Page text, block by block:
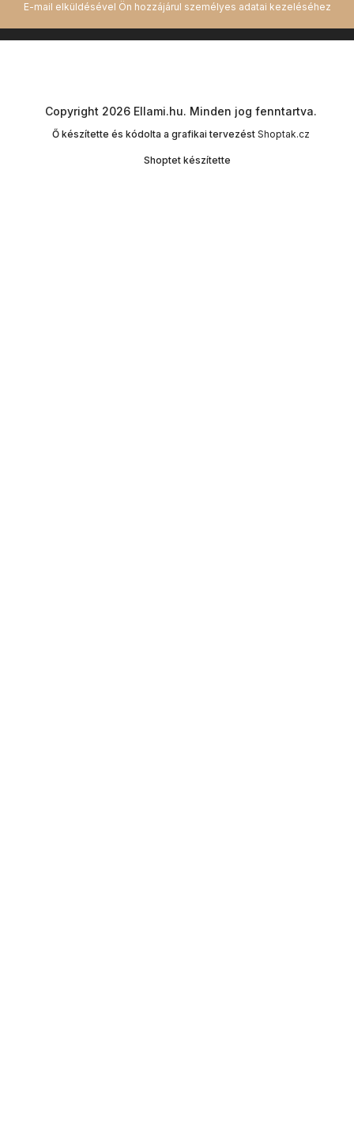
Shoptet készítette
Copyright 2026 Ellami.hu. Minden jog fenntartva.
Ő készítette és kódolta a grafikai tervezést Shoptak.cz